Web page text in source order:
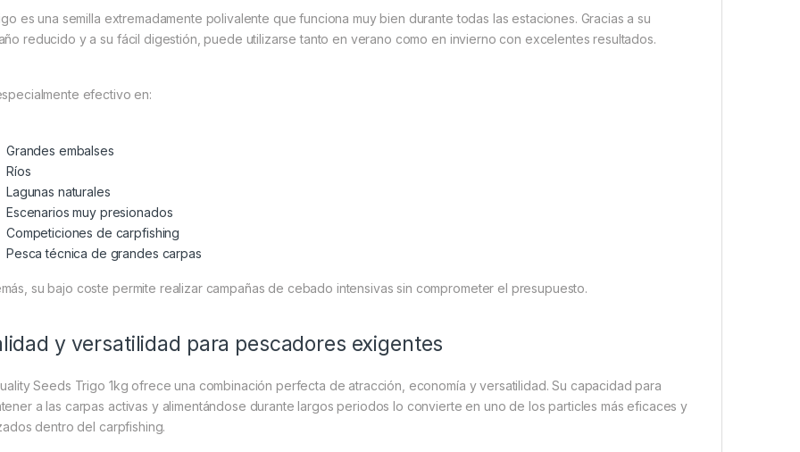
es una semilla extremadamente polivalente que funciona muy bien durante todas las estaciones. Gracias a su
reducido y a su fácil digestión, puede utilizarse tanto en verano como en invierno con excelentes resultados.
efectivo en:
Grandes embalses
Ríos
Lagunas naturales
Escenarios muy presionados
Competiciones de carpfishing
Pesca técnica de grandes carpas
su bajo coste permite realizar campañas de cebado intensivas sin comprometer el presupuesto.
y versatilidad para pescadores exigentes
Seeds Trigo 1kg ofrece una combinación perfecta de atracción, economía y versatilidad. Su capacidad para
a las carpas activas y alimentándose durante largos periodos lo convierte en uno de los particles más eficaces y
dentro del carpfishing.